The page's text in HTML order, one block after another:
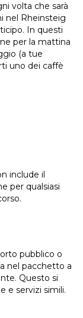
volta che sarà
nel Rheinsteig
In questi
per la mattina
(a tue
uno dei caffè
include il
per qualsiasi
pubblico o
nel pacchetto a
Questo si
e servizi simili.